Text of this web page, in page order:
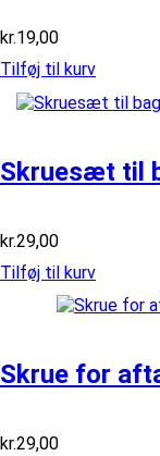
kr.19,00
Tilføj til kurv
Skruesæt til
kr.29,00
Tilføj til kurv
Skrue for
kr.29,00